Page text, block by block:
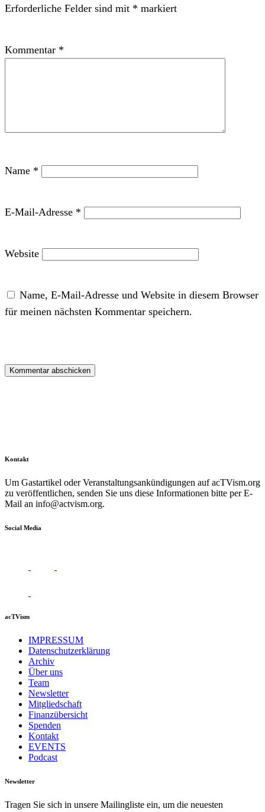
Erforderliche Felder sind mit * markiert
Kommentar *
Name *
E-Mail-Adresse *
Website
Name, E-Mail-Adresse und Website in diesem Browser
für meinen nächsten Kommentar speichern.
Kontakt
Um Gastartikel oder Veranstaltungsankündigungen auf acTVism.org
zu veröffentlichen, senden Sie uns diese Informationen bitte per E-
Mail an info@actvism.org.
Social Media
acTVism
IMPRESSUM
Datenschutzerklärung
Archiv
Über uns
Team
Newsletter
Mitgliedschaft
Finanzübersicht
Spenden
Kontakt
EVENTS
Podcast
Newsletter
Tragen Sie sich in unsere Mailingliste ein, um die neuesten